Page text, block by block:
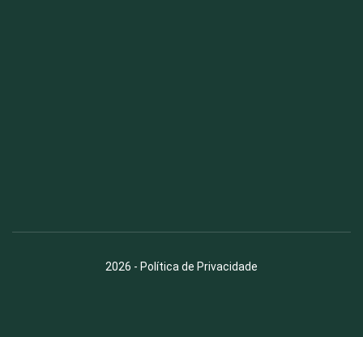
2026 - Política de Privacidade